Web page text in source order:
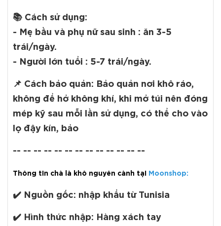
📚 Cách sử dụng:
- Mẹ bầu và phụ nữ sau sinh : ăn 3-5
trái/ngày.
- Người lớn tuổi : 5-7 trái/ngày.
📌 Cách bảo quản: Bảo quản nơi khô ráo,
không để hở không khí, khi mở túi nên đóng
mép kỹ sau mỗi lần sử dụng, có thể cho vào
lọ đậy kín, bảo
-- -- -- -- -- -- -- -- -- -- -- -- --
Thông tin chà là khô nguyên cành tại Moonshop:
✔️ Nguồn gốc: nhập khẩu từ Tunisia
✔️ Hình thức nhập: Hàng xách tay